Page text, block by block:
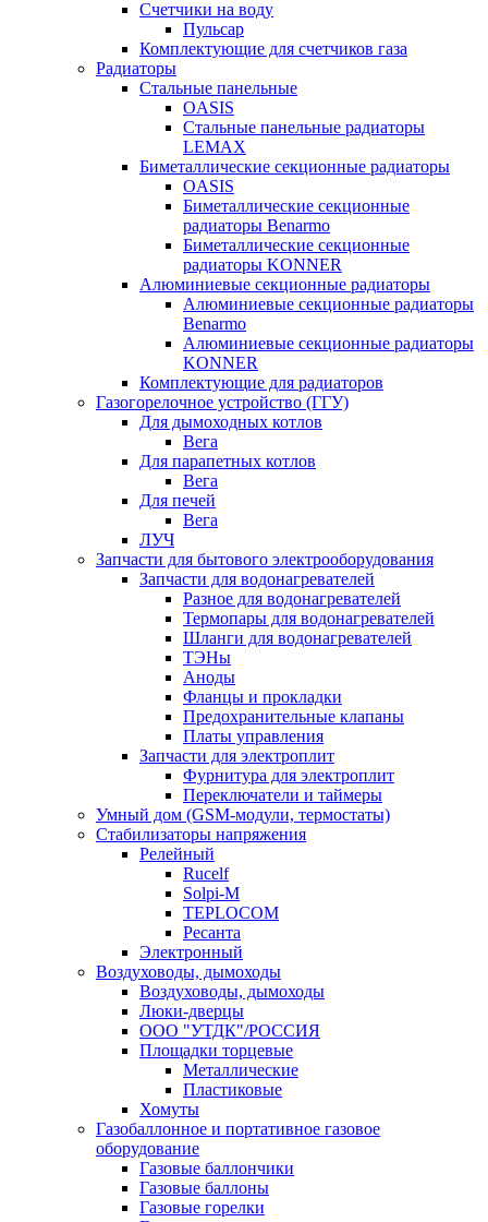
Счетчики на воду
Пульсар
Комплектующие для счетчиков газа
Радиаторы
Стальные панельные
OASIS
Стальные панельные радиаторы
LEMAX
Биметаллические секционные радиаторы
OASIS
Биметаллические секционные
радиаторы Benarmo
Биметаллические секционные
радиаторы KONNER
Алюминиевые секционные радиаторы
Алюминиевые секционные радиаторы
Benarmo
Алюминиевые секционные радиаторы
KONNER
Комплектующие для радиаторов
Газогорелочное устройство (ГГУ)
Для дымоходных котлов
Вега
Для парапетных котлов
Вега
Для печей
Вега
ЛУЧ
Запчасти для бытового электрооборудования
Запчасти для водонагревателей
Разное для водонагревателей
Термопары для водонагревателей
Шланги для водонагревателей
ТЭНы
Аноды
Фланцы и прокладки
Предохранительные клапаны
Платы управления
Запчасти для электроплит
Фурнитура для электроплит
Переключатели и таймеры
Умный дом (GSM-модули, термостаты)
Cтабилизаторы напряжения
Релейный
Rucelf
Solpi-M
TEPLOCOM
Ресанта
Электронный
Воздуховоды, дымоходы
Воздуховоды, дымоходы
Люки-дверцы
ООО "УТДК"/РОССИЯ
Площадки торцевые
Металлические
Пластиковые
Хомуты
Газобаллонное и портативное газовое
оборудование
Газовые баллончики
Газовые баллоны
Газовые горелки